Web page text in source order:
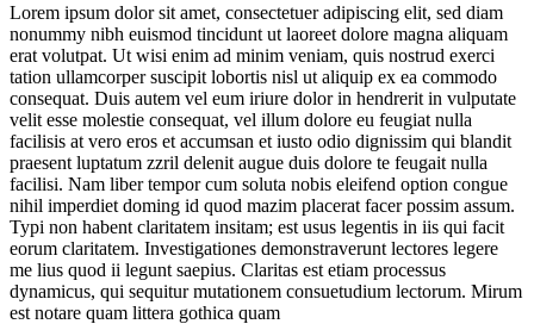
Lorem ipsum dolor sit amet, consectetuer adipiscing elit, sed diam
nonummy nibh euismod tincidunt ut laoreet dolore magna aliquam
erat volutpat. Ut wisi enim ad minim veniam, quis nostrud exerci
tation ullamcorper suscipit lobortis nisl ut aliquip ex ea commodo
consequat. Duis autem vel eum iriure dolor in hendrerit in vulputate
velit esse molestie consequat, vel illum dolore eu feugiat nulla
facilisis at vero eros et accumsan et iusto odio dignissim qui blandit
praesent luptatum zzril delenit augue duis dolore te feugait nulla
facilisi. Nam liber tempor cum soluta nobis eleifend option congue
nihil imperdiet doming id quod mazim placerat facer possim assum.
Typi non habent claritatem insitam; est usus legentis in iis qui facit
eorum claritatem. Investigationes demonstraverunt lectores legere
me lius quod ii legunt saepius. Claritas est etiam processus
dynamicus, qui sequitur mutationem consuetudium lectorum. Mirum
est notare quam littera gothica quam